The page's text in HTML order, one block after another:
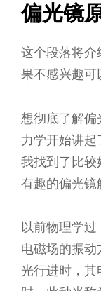
偏光镜
这个段落将
果不感兴趣可
想彻底了解
力学开始讲起
我找到了比
有趣的偏光镜
以前物理学过
电磁场的振
光行进时，其